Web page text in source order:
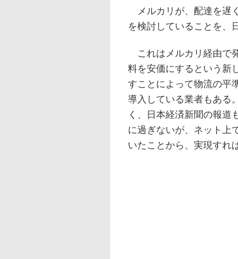
メルカリが、配達を遅
を検討していることを、
これはメルカリ経由で
料を安価にするという新
すことによって物流の平
導入している業者もある
く、日本経済新聞の報道
に過ぎないが、ネット上
いたことから、実現すれ